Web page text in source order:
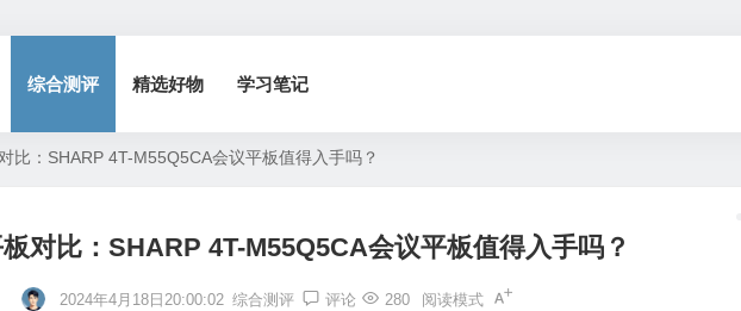
综合测评 精选好物 学习笔记
比：SHARP 4T-M55Q5CA会议平板值得入手吗？
对比：SHARP 4T-M55Q5CA会议平板值得入手吗？
2024年4月18日20:00:02 综合测评 评论 280 阅读模式